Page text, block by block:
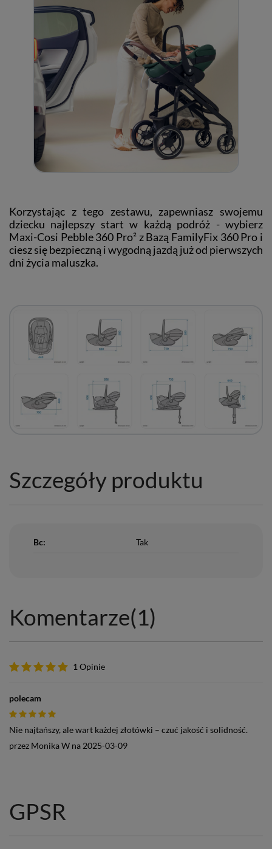
Korzystając z tego zestawu, zapewniasz swojemu
dziecku najlepszy start w każdą podróż - wybierz
Maxi-Cosi Pebble 360 Pro² z Bazą FamilyFix 360 Pro i
ciesz się bezpieczną i wygodną jazdą już od pierwszych
dni życia maluszka.
Szczegóły produktu
Bc: Tak
Komentarze(1)
1 Opinie
polecam
Nie najtańszy, ale wart każdej złotówki – czuć jakość i solidność.
przez Monika W na 2025-03-09
GPSR